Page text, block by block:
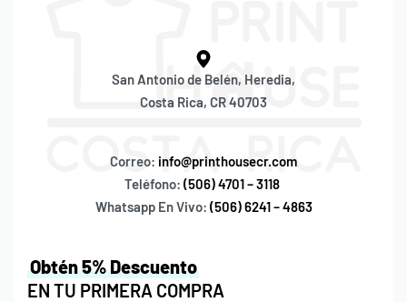
San Antonio de Belén, Heredia,
Costa Rica, CR 40703
Correo: info@printhousecr.com
Teléfono: (506) 4701 – 3118
Whatsapp En Vivo: (506) 6241 – 4863
Obtén 5% Descuento
EN TU PRIMERA COMPRA